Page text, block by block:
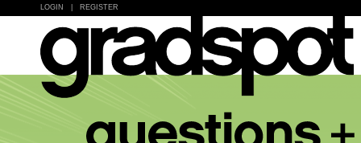
LOGIN REGISTER